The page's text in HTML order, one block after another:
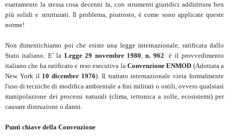
esattamente la stessa cosa decenni fa, con strumenti giuridici addirittura ben
più solidi e strutturati. Il problema, piuttosto, è come sono applicate queste
norme!
Non dimentichiamo poi che esiste una legge internazionale, ratificata dallo
Stato italiano. E’ la Legge 29 novembre 1980,n. 962: è il provvedimento
italiano che ha ratificato e reso esecutiva la Convenzione ENMOD (Adottata a
New York il 10 dicembre 1976). Il trattato internazionale vieta formalmente
l'uso di tecniche di modifica ambientale a fini militari o ostili, ovvero qualsiasi
manipolazione dei processi naturali (clima, tettonica a zolle, ecosistemi) per
causare distruzione o danni.
Punti chiave della Convenzione